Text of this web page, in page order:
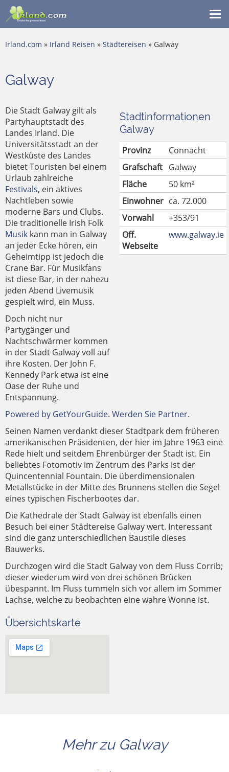
Irland.com » Irland Reisen » Städtereisen » Galway
Galway
Die Stadt Galway gilt als
Partyhauptstadt des
Landes Irland. Die
Universitätsstadt an der
Westküste des Landes
bietet Touristen bei einem
Urlaub zahlreiche
Festivals, ein aktives
Nachtleben sowie
moderne Bars und Clubs.
Die traditionelle Irish Folk
Musik kann man in Galway
an jeder Ecke hören, ein
Geheimtipp ist jedoch die
Crane Bar. Für Musikfans
ist diese Bar, in der nahezu
jeden Abend Livemusik
gespielt wird, ein Muss.
Doch nicht nur
Partygänger und
Nachtschwärmer kommen
in der Stadt Galway voll auf
ihre Kosten. Der John F.
Kennedy Park etwa ist eine
Oase der Ruhe und
Entspannung.
Stadtinformationen
Galway
Provinz
Connacht
Grafschaft Galway
Fläche
50 km²
Einwohner ca. 72.000
Vorwahl
+353/91
Off.
Webseite
www.galway.ie
Powered by GetYourGuide. Werden Sie Partner.
Seinen Namen verdankt dieser Stadtpark dem früheren
amerikanischen Präsidenten, der hier im Jahre 1963 eine
Rede hielt und seitdem Ehrenbürger der Stadt ist. Ein
beliebtes Fotomotiv im Zentrum des Parks ist der
Quincentennial Fountain. Die überdimensionalen
Metallstücke in der Mitte des Brunnens stellen die Segel
eines typischen Fischerbootes dar.
Die Kathedrale der Stadt Galway ist ebenfalls einen
Besuch bei einer Städtereise Galway wert. Interessant
sind die ganz unterschiedlichen Baustile dieses
Bauwerks.
Durchzogen wird die Stadt Galway von dem Fluss Corrib;
dieser wiederum wird von drei schönen Brücken
übespannt. Im Fluss tummeln sich vor allem im Sommer
Lachse, welche zu beobachten eine wahre Wonne ist.
Übersichtskarte
Mehr zu Galway